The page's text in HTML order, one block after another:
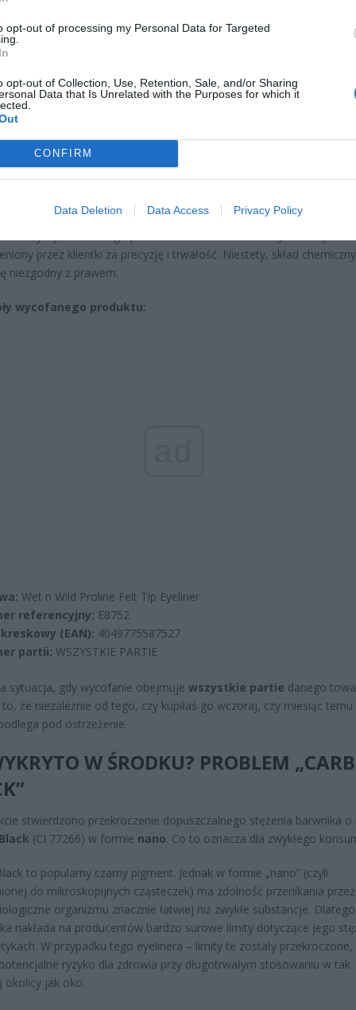
opt-out of processing my Personal Data for Targeted
opt-out of Collection, Use, Retention, Sale, and/or Sharing
Data that Is Unrelated with the Purposes for which it
CONFIRM
Data Deletion Data Access Privacy Policy
zmieni ważny limit od marca 2027 roku. Policzyliśmy, ile
senior przy emeryturze 2200, 2400, 2600 i 2700 zł
przecenił hit do kuchni. Air fryer tańszy aż o 150 zł, a to
KOSMETYCZKĘ: CHODZI O TEN
EYELINER
przez klientki za precyzję i trwałość. Niestety, skład chemiczny
niezgodny z prawem.
wycofanego produktu:
Wet n Wild Proline Felt Tip Eyeliner
referencyjny: E8752
(EAN): 4049775587527
partii: WSZYSTKIE PARTIE
sytuacja, gdy wycofanie obejmuje wszystkie partie danego
to, że niezależnie od tego, czy kupiłaś go wczoraj, czy miesiąc temu
pod ostrzeżenie.
W ŚRODKU? PROBLEM
stwierdzono przekroczenie dopuszczalnego stężenia barwnika o
(CI 77266) w formie nano. Co to oznacza dla zwykłego
to popularny czarny pigment. Jednak w formie „nano” (czyli
do mikroskopijnych cząsteczek) ma zdolność przenikania przez
organizmu znacznie łatwiej niż zwykłe substancje.
nakłada na producentów bardzo surowe limity dotyczące jego
W przypadku tego eyelinera – limity te zostały przekroczone,
ryzyko dla zdrowia przy długotrwałym stosowaniu w tak
okolicy jak oko.